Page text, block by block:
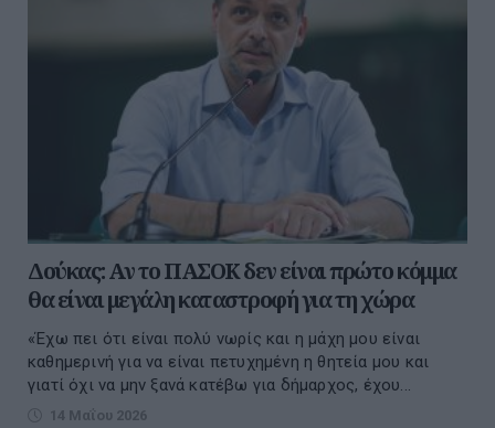
Δούκας: Αν το ΠΑΣΟΚ δεν είναι πρώτο κόμμα
θα είναι μεγάλη καταστροφή για τη χώρα
«Έχω πει ότι είναι πολύ νωρίς και η μάχη μου είναι
καθημερινή για να είναι πετυχημένη η θητεία μου και
γιατί όχι να μην ξανά κατέβω για δήμαρχος, έχου...
14 Μαΐου 2026